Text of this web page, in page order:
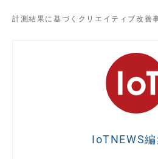
計測結果に基づくクリエイティブ改善
IoTNEWS